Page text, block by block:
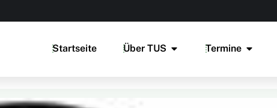
Startseite Über TUS Termine